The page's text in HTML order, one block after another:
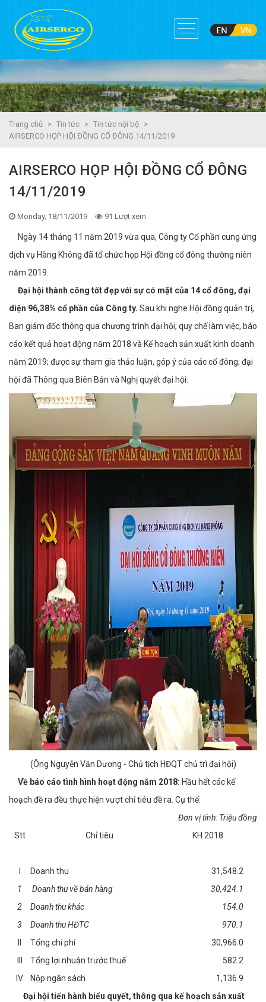
Trang chủ > Tin tức > Tin tức nội bộ >
AIRSERCO HỌP HỘI ĐỒNG CỔ ĐÔNG 14/11/2019
AIRSERCO HỌP HỘI ĐỒNG CỔ ĐÔNG
14/11/2019
Monday, 18/11/2019 91 Lượt xem
Ngày 14 tháng 11 năm 2019 vừa qua, Công ty Cổ phần cung ứng
dịch vụ Hàng Không đã tổ chức họp Hội đồng cổ đông thường niên
năm 2019.
Đại hội thành công tốt đẹp với sự có mặt của 14 cổ đông, đại
diện 96,38% cổ phần của Công ty. Sau khi nghe Hội đồng quản trị,
Ban giám đốc thông qua chương trình đại hội, quy chế làm việc, báo
cáo kết quả hoạt động năm 2018 và Kế hoạch sản xuất kinh doanh
năm 2019; được sự tham gia thảo luận, góp ý của các cổ đông; đại
hội đã Thông qua Biên Bản và Nghị quyết đại hội.
(Ông Nguyễn Văn Dương - Chủ tịch HĐQT chủ trì đại hội)
Về báo cáo tình hình hoạt động năm 2018: Hầu hết các kế
hoạch đề ra đều thực hiện vượt chỉ tiêu đề ra. Cụ thể:
Đơn vị tính: Triệu đồng
Stt
Chỉ tiêu KH 2018
Doanh thu 31,548.2
1
Doanh thu về bán hàng
30,424.1
2
Doanh thu khác
154.0
3
Doanh thu HĐTC
970.1
Tổng chi phí 30,966.0
Tổng lợi nhuận trước thuế
582.2
IV
Nộp ngân sách
1,136.9
Đại hội tiến hành biểu quyết, thông qua kế hoạch sản xuất